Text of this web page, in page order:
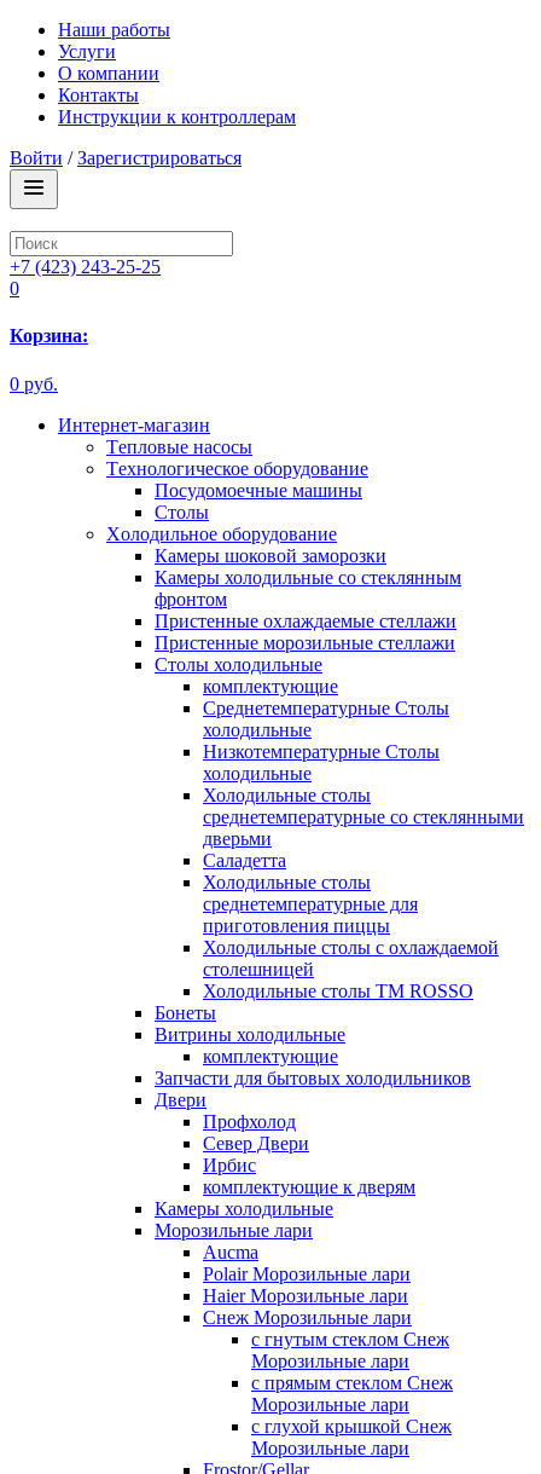
Наши работы
Услуги
О компании
Контакты
Инструкции к контроллерам
Войти /Зарегистрироваться
+7 (423) 243-25-25
0
Корзина:
0 руб.
Интернет-магазин
Tепловые насосы
Tехнологическое оборудование
Посудомоечные машины
Столы
Xолодильное оборудование
Камеры шоковой заморозки
Камеры холодильные со стеклянным
фронтом
Пристенные охлаждаемые стеллажи
Пристенные морозильные стеллажи
Столы холодильные
комплектующие
Среднетемпературные Столы
холодильные
Низкотемпературные Столы
холодильные
Холодильные столы
среднетемпературные со стеклянными
дверьми
Саладетта
Холодильные столы
среднетемпературные для
приготовления пиццы
Холодильные столы с охлаждаемой
столешницей
Холодильные столы ТМ ROSSO
Бонеты
Витрины холодильные
комплектующие
Запчасти для бытовых холодильников
Двери
Профхолод
Север Двери
Ирбис
комплектующие к дверям
Камеры холодильные
Морозильные лари
Aucma
Polair Морозильные лари
Haier Морозильные лари
Снеж Морозильные лари
с гнутым стеклом Снеж
Морозильные лари
с прямым стеклом Снеж
Морозильные лари
с глухой крышкой Снеж
Морозильные лари
Frostor/Gellar